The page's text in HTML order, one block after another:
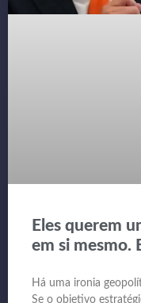
Eles querem
em si mesmo.
Há uma ironia
Se o objetivo